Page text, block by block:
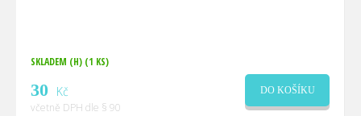
SKLADEM (H) (1 KS)
30 Kč
včetně DPH dle § 90
DO KOŠÍKU